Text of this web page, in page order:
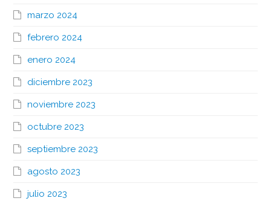
marzo 2024
febrero 2024
enero 2024
diciembre 2023
noviembre 2023
octubre 2023
septiembre 2023
agosto 2023
julio 2023